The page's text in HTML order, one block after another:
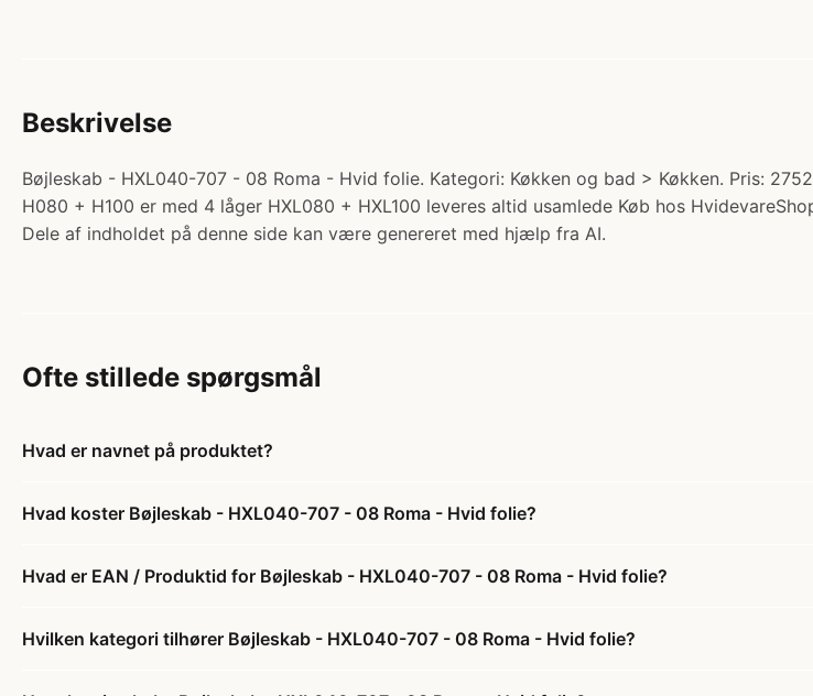
Beskrivelse
Bøjleskab - HXL040-707 - 08 Roma - Hvid folie. Kategori: Køkken og bad > Køkken. Pris:
H080 + H100 er med 4 låger HXL080 + HXL100 leveres altid usamlede Køb hos
Dele af indholdet på denne side kan være genereret med hjælp fra AI.
Ofte stillede spørgsmål
Hvad er navnet på produktet?
Hvad koster Bøjleskab - HXL040-707 - 08 Roma - Hvid folie?
Hvad er EAN / Produktid for Bøjleskab - HXL040-707 - 08 Roma - Hvid folie?
Hvilken kategori tilhører Bøjleskab - HXL040-707 - 08 Roma - Hvid folie?